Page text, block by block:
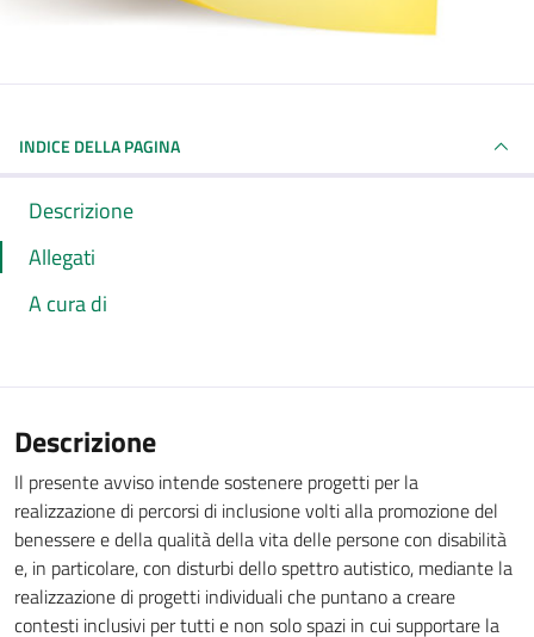
INDICE DELLA PAGINA
Descrizione
Allegati
A cura di
Descrizione
Il presente avviso intende sostenere progetti per la
realizzazione di percorsi di inclusione volti alla promozione del
benessere e della qualità della vita delle persone con disabilità
e, in particolare, con disturbi dello spettro autistico, mediante la
realizzazione di progetti individuali che puntano a creare
contesti inclusivi per tutti e non solo spazi in cui supportare la